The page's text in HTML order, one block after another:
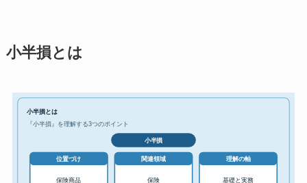
小半損とは
小半損とは
『小半損』を理解する3つのポイント
小半損
位置づけ
保険商品
関連領域
保険
理解の軸
基礎と実務